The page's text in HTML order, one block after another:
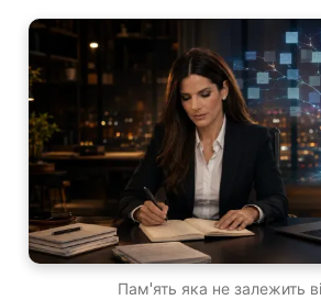
Пам'ять яка не залежить